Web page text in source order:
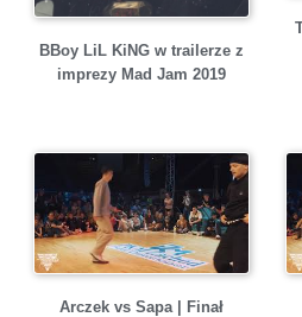
BBoy LiL KiNG w trailerze z
imprezy Mad Jam 2019
Arczek vs Sapa | Finał